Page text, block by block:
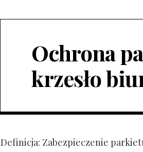
Ochrona
krzesło
Definicja: Zabezpieczenie